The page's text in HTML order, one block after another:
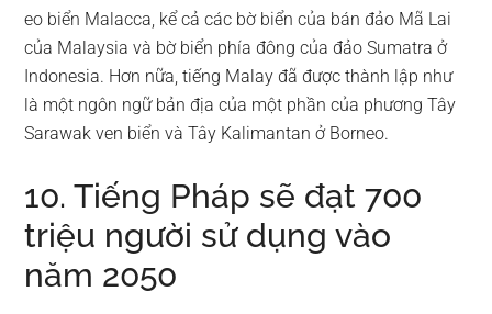
eo biển Malacca, kể cả các bờ biển của bán đảo Mã Lai
của Malaysia và bờ biển phía đông của đảo Sumatra ở
Indonesia. Hơn nữa, tiếng Malay đã được thành lập như
là một ngôn ngữ bản địa của một phần của phương Tây
Sarawak ven biển và Tây Kalimantan ở Borneo.
10. Tiếng Pháp sẽ đạt 700
triệu người sử dụng vào
năm 2050